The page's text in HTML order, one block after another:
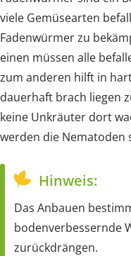
viele Gemüsearten
Fadenwürmer zu
einen müssen alle
zum anderen hilft in
dauerhaft brach liegen
keine Unkräuter dort
werden die Nematoden
Hinweis:
Das Anbauen
bodenverbessernde
zurückdrängen.